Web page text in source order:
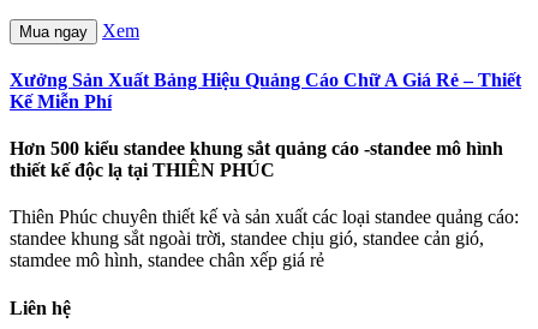
Mua ngay Xem
Xưởng Sản Xuất Bảng Hiệu Quảng Cáo Chữ A Giá Rẻ – Thiết
Kế Miễn Phí
Hơn 500 kiểu standee khung sắt quảng cáo -standee mô hình
thiết kế độc lạ tại THIÊN PHÚC
Thiên Phúc chuyên thiết kế và sản xuất các loại standee quảng cáo:
standee khung sắt ngoài trời, standee chịu gió, standee cản gió,
stamdee mô hình, standee chân xếp giá rẻ
Liên hệ